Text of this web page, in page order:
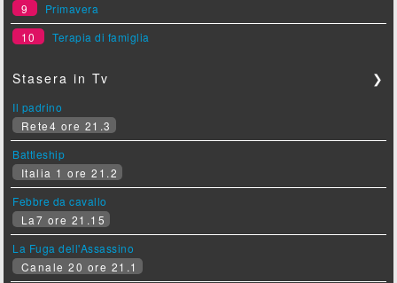
9
Primavera
10
Terapia di famiglia
Stasera in Tv ❯
Il padrino
Rete4 ore 21.3
Battleship
Italia 1 ore 21.2
Febbre da cavallo
La7 ore 21.15
La Fuga dell'Assassino
Canale 20 ore 21.1